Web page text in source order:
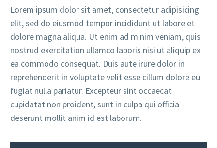
Lorem ipsum dolor sit amet, consectetur adipisicing
elit, sed do eiusmod tempor incididunt ut labore et
dolore magna aliqua. Ut enim ad minim veniam, quis
nostrud exercitation ullamco laboris nisi ut aliquip ex
ea commodo consequat. Duis aute irure dolor in
reprehenderit in voluptate velit esse cillum dolore eu
fugiat nulla pariatur. Excepteur sint occaecat
cupidatat non proident, sunt in culpa qui officia
deserunt mollit anim id est laborum.